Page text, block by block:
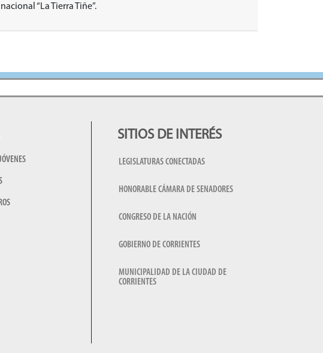
“La Tierra Tiñe”.
SITIOS DE INTERÉS
LEGISLATURAS CONECTADAS
HONORABLE CÁMARA DE SENADORES
CONGRESO DE LA NACIÓN
GOBIERNO DE CORRIENTES
MUNICIPALIDAD DE LA CIUDAD DE
CORRIENTES